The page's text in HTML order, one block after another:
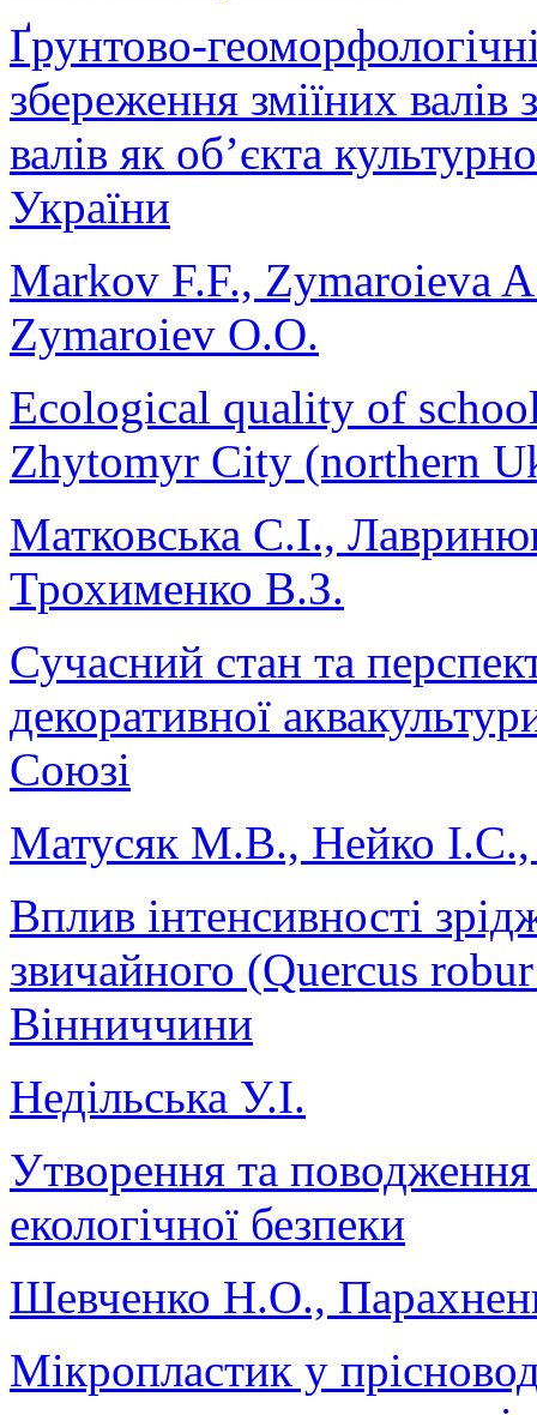
Ґрунтово-
збереження зміїних
валів як об’єкта
України
Markov F.F., Zymaroieva
Zymaroiev O.O.
Ecological quality of
Zhytomyr City (northern
Матковська С.І.,
Трохименко В.З.
Сучасний стан та
декоративної
Союзі
Матусяк М.В., Нейко
Вплив інтенсивності
звичайного (Quercus
Вінниччини
Недільська У.І.
Утворення та
екологічної безпеки
Шевченко Н.О.,
Мікропластик у